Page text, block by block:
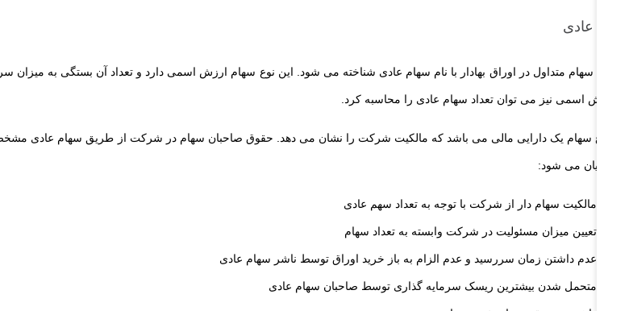
سهام عادی
بر ارزش اسمی نیز می توان تعداد سهام عادی را محاسبه کرد.
این نوع سهام یک دارایی مالی می باشد که مالکیت شرکت را نشان می دهد. حقوق صاحبان سهام در شرکت از طریق سهام عادی مشخص
ادامه بیان می شود:
مالکیت سهام دار از شرکت با توجه به تعداد سهم عادی
تعیین میزان مسئولیت در شرکت وابسته به تعداد سهام
عدم داشتن زمان سررسید و عدم الزام به باز خرید اوراق توسط ناشر سهام عادی
متحمل شدن بیشترین ریسک سرمایه گذاری توسط صاحبان سهام عادی